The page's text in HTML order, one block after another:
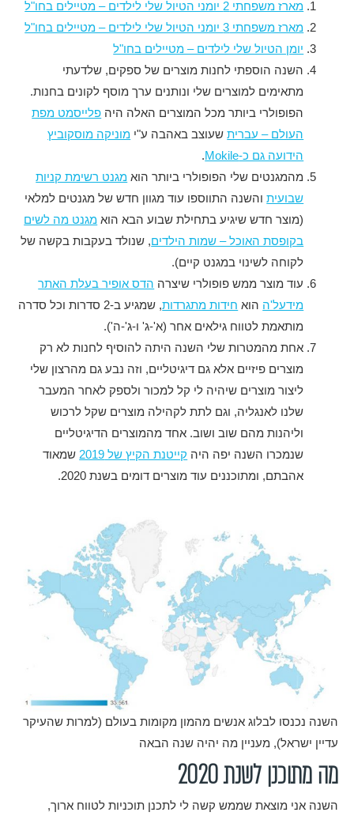
מארז משפחתי 2 יומני הטיול שלי לילדים – מטיילים בחו"ל
מארז משפחתי 3 יומני הטיול שלי לילדים – מטיילים בחו"ל
יומן הטיול שלי לילדים – מטיילים בחו"ל
השנה הוספתי לחנות מוצרים של ספקים, שלדעתי
מתאימים למוצרים שלי ונותנים ערך מוסף לקונים בחנות.
הפופולרי ביותר מכל המוצרים האלה היה פלייסמט מפת
העולם – עבריתשעוצב באהבה ע"י מוניקה מוסקוביץ
הידועה גם כ-Mokile
.
מהמגנטים שלי הפופולרי ביותר הוא מגנט רשימת קניות
שבועיתוהשנה התווספו עוד מגוון חדש של מגנטים למלאי
(מוצר חדש שיגיע בתחילת שבוע הבא הוא מגנט מה לשים
בקופסת האוכל – שמות הילדים, שנולד בעקבות בקשה של
לקוחה לשינוי במגנט קיים).
עוד מוצר ממש פופולרי שיצרה הדס אופיר בעלת האתר
מידעל'ה הוא חידות מתגרדות
, שמגיע ב-2 סדרות וכל סדרה
מותאמת לטווח גילאים אחר (א'-ג' ו-ג'-ה').
אחת מהמטרות שלי השנה היתה להוסיף לחנות לא רק
מוצרים פיזיים אלא גם דיגיטליים, וזה נבע גם מהרצון שלי
ליצור מוצרים שיהיה לי קל למכור ולספק לאחר המעבר
שלנו לאנגליה, וגם לתת לקהילה מוצרים שקל לרכוש
וליהנות מהם שוב ושוב. אחד מהמוצרים הדיגיטליים
שנמכרו השנה יפה היה קייטנת הקיץ של 2019
שמאוד
אהבתם, ומתוכננים עוד מוצרים דומים בשנת 2020.
השנה נכנסו לבלוג אנשים מהמון מקומות בעולם (למרות שהעיקר
עדיין ישראל), מעניין מה יהיה שנה הבאה
מה מתוכנן לשנת 2020
השנה אני מוצאת שממש קשה לי לתכנן תוכניות לטווח ארוך,